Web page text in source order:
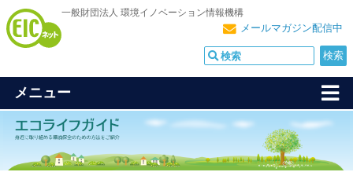
一般財団法人 環境イノベーション情報機構
メールマガジン配信中
メニュー